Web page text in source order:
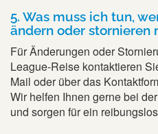
5. Was muss ich tun,
ändern oder stornieren
Für Änderungen oder
League-Reise kontaktieren
Mail oder über das
Wir helfen Ihnen gerne bei
und sorgen für ein